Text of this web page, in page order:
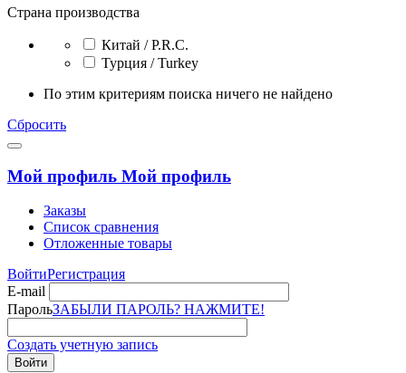
Страна производства
Китай / P.R.C.
Турция / Turkey
По этим критериям поиска ничего не найдено
Сбросить
Мой профиль Мой профиль
Заказы
Список сравнения
Отложенные товары
ВойтиРегистрация
E-mail
ПарольЗАБЫЛИ ПАРОЛЬ? НАЖМИТЕ!
Создать учетную запись
Войти